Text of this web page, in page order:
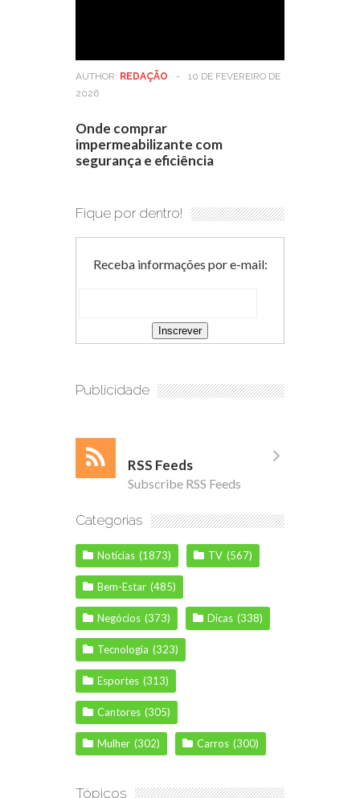
AUTHOR: REDAÇÃO -
10 DE FEVEREIRO DE
2026
Onde comprar
impermeabilizante com
segurança e eficiência
Fique por dentro!
Receba informações por e-mail:
Publicidade
RSS Feeds
Subscribe RSS Feeds
Categorias
Notícias (1873) TV (567)
Bem-Estar (485)
Negócios (373) Dicas (338)
Tecnologia (323)
Esportes (313)
Cantores (305)
Mulher (302) Carros (300)
Tópicos